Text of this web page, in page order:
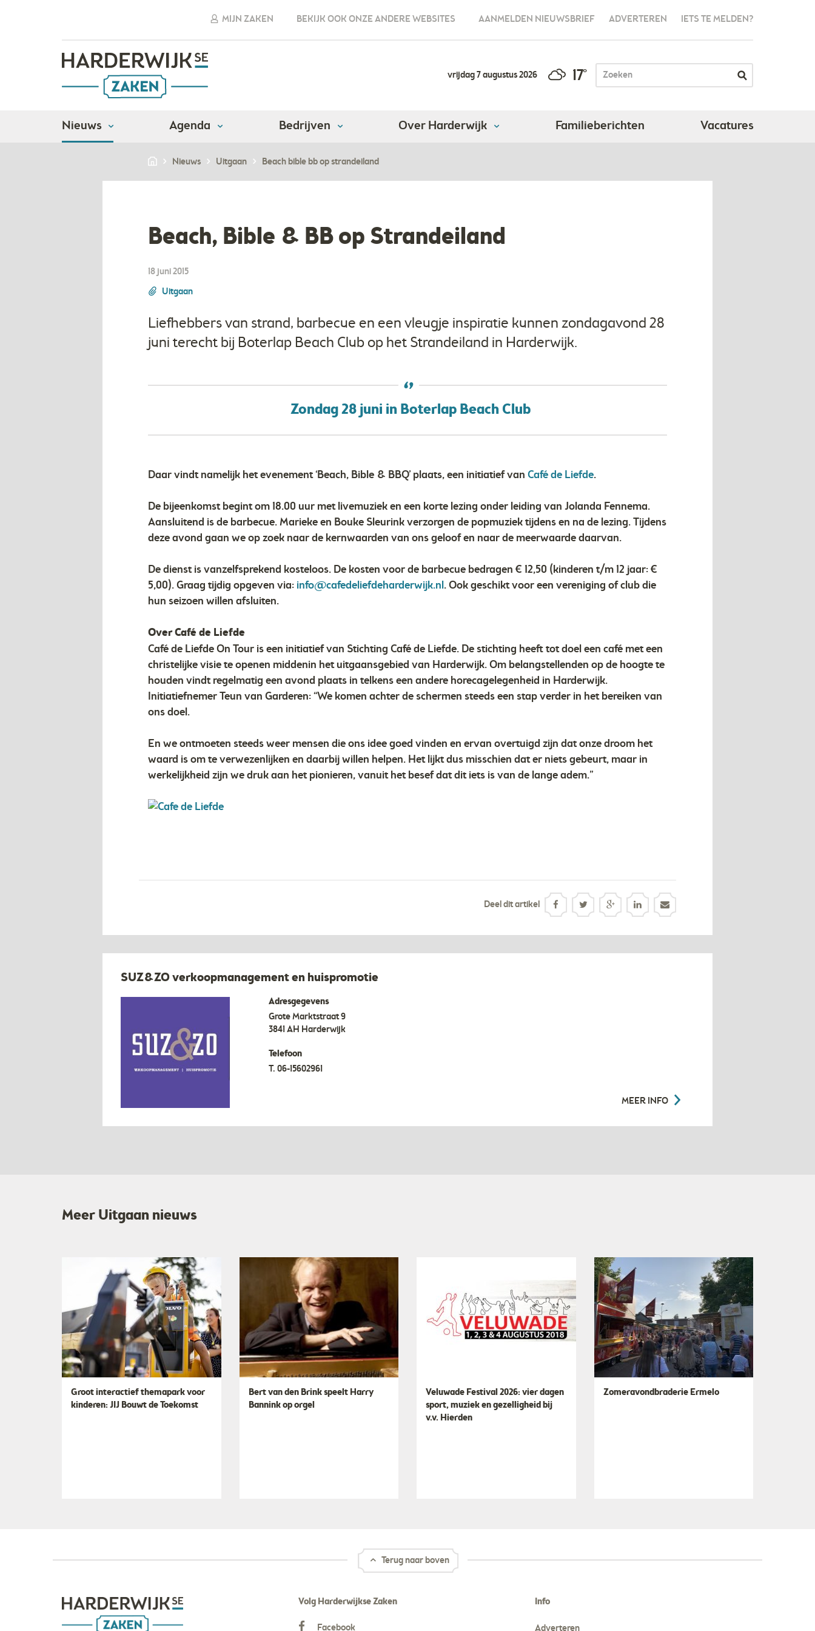
MIJN ZAKEN BEKIJK OOK ONZE ANDERE WEBSITES AANMELDEN NIEUWSBRIEF ADVERTEREN IETS TE MELDEN?
vrijdag 7 augustus 2026 17°
Nieuws Agenda Bedrijven Over Harderwijk Familieberichten Vacatures
Nieuws Uitgaan Beach bible bb op strandeiland
Beach, Bible & BB op Strandeiland
18 juni 2015
Uitgaan
Liefhebbers van strand, barbecue en een vleugje inspiratie kunnen zondagavond 28
juni terecht bij Boterlap Beach Club op het Strandeiland in Harderwijk.
Zondag 28 juni in Boterlap Beach Club
Daar vindt namelijk het evenement ‘Beach, Bible & BBQ’ plaats, een initiatief van Café de Liefde.
De bijeenkomst begint om 18.00 uur met livemuziek en een korte lezing onder leiding van Jolanda Fennema.
Aansluitend is de barbecue. Marieke en Bouke Sleurink verzorgen de popmuziek tijdens en na de lezing. Tijdens
deze avond gaan we op zoek naar de kernwaarden van ons geloof en naar de meerwaarde daarvan.
De dienst is vanzelfsprekend kosteloos. De kosten voor de barbecue bedragen € 12,50 (kinderen t/m 12 jaar: €
5,00). Graag tijdig opgeven via: info@cafedeliefdeharderwijk.nl. Ook geschikt voor een vereniging of club die
hun seizoen willen afsluiten.
Over Café de Liefde
Café de Liefde On Tour is een initiatief van Stichting Café de Liefde. De stichting heeft tot doel een café met een
christelijke visie te openen middenin het uitgaansgebied van Harderwijk. Om belangstellenden op de hoogte te
houden vindt regelmatig een avond plaats in telkens een andere horecagelegenheid in Harderwijk.
Initiatiefnemer Teun van Garderen: “We komen achter de schermen steeds een stap verder in het bereiken van
ons doel.
En we ontmoeten steeds weer mensen die ons idee goed vinden en ervan overtuigd zijn dat onze droom het
waard is om te verwezenlijken en daarbij willen helpen. Het lijkt dus misschien dat er niets gebeurt, maar in
werkelijkheid zijn we druk aan het pionieren, vanuit het besef dat dit iets is van de lange adem.”
Deel dit artikel
SUZ&ZO verkoopmanagement en huispromotie
Adresgegevens
Grote Marktstraat 9
3841 AH Harderwijk
Telefoon
T. 06-15602961
MEER INFO
Meer Uitgaan nieuws
Groot interactief themapark voor
kinderen: JIJ Bouwt de Toekomst
Bert van den Brink speelt Harry
Bannink op orgel
Veluwade Festival 2026: vier dagen
sport, muziek en gezelligheid bij
v.v. Hierden
Zomeravondbraderie Ermelo
Terug naar boven
Volg Harderwijkse Zaken
Facebook
Info
Adverteren